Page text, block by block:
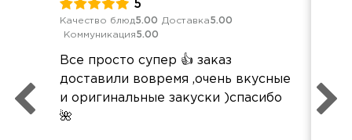
5
Качество блюд5.00 Доставка5.00
Коммуникация5.00
Все просто супер 👍 заказ
доставили вовремя ,очень вкусные
и оригинальные закуски )спасибо
🌺